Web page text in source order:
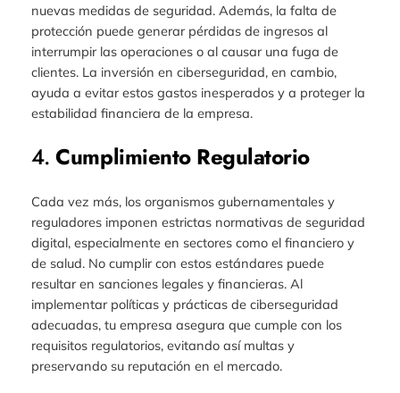
nuevas medidas de seguridad. Además, la falta de
protección puede generar pérdidas de ingresos al
interrumpir las operaciones o al causar una fuga de
clientes. La inversión en ciberseguridad, en cambio,
ayuda a evitar estos gastos inesperados y a proteger la
estabilidad financiera de la empresa.
4.Cumplimiento Regulatorio
Cada vez más, los organismos gubernamentales y
reguladores imponen estrictas normativas de seguridad
digital, especialmente en sectores como el financiero y
de salud. No cumplir con estos estándares puede
resultar en sanciones legales y financieras. Al
implementar políticas y prácticas de ciberseguridad
adecuadas, tu empresa asegura que cumple con los
requisitos regulatorios, evitando así multas y
preservando su reputación en el mercado.